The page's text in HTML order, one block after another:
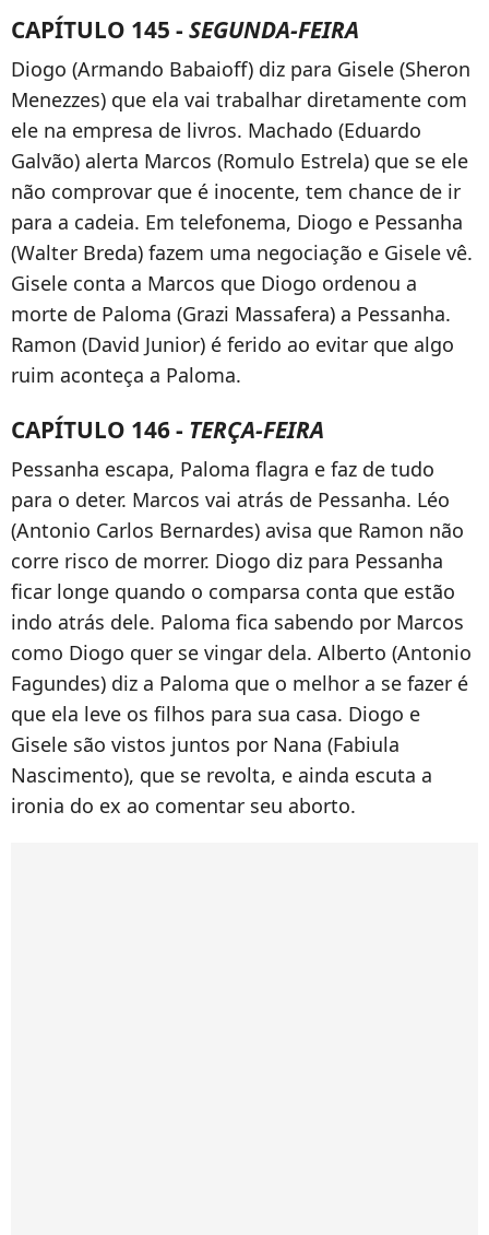
CAPÍTULO 145 - SEGUNDA-FEIRA
Diogo (Armando Babaioff) diz para Gisele (Sheron
Menezzes) que ela vai trabalhar diretamente com
ele na empresa de livros. Machado (Eduardo
Galvão) alerta Marcos (Romulo Estrela) que se ele
não comprovar que é inocente, tem chance de ir
para a cadeia. Em telefonema, Diogo e Pessanha
(Walter Breda) fazem uma negociação e Gisele vê.
Gisele conta a Marcos que Diogo ordenou a
morte de Paloma (Grazi Massafera) a Pessanha.
Ramon (David Junior) é ferido ao evitar que algo
ruim aconteça a Paloma.
CAPÍTULO 146 - TERÇA-FEIRA
Pessanha escapa, Paloma flagra e faz de tudo
para o deter. Marcos vai atrás de Pessanha. Léo
(Antonio Carlos Bernardes) avisa que Ramon não
corre risco de morrer. Diogo diz para Pessanha
ficar longe quando o comparsa conta que estão
indo atrás dele. Paloma fica sabendo por Marcos
como Diogo quer se vingar dela. Alberto (Antonio
Fagundes) diz a Paloma que o melhor a se fazer é
que ela leve os filhos para sua casa. Diogo e
Gisele são vistos juntos por Nana (Fabiula
Nascimento), que se revolta, e ainda escuta a
ironia do ex ao comentar seu aborto.